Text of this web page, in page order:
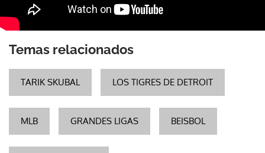
Temas relacionados
TARIK SKUBAL LOS TIGRES DE DETROIT
MLB GRANDES LIGAS BEISBOL